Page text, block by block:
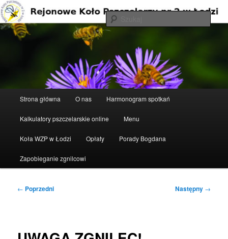
Przeskocz
do
tekstu
Rejonowe Koło Pszczelarzy nr 2 w
Strona główna O nas Harmonogram spotkań
Kalkulatory pszczelarskie online Menu
Koła WZP w Łodzi Opłaty Porady Bogdana
Zapobieganie zgnilcowi
Nawigacja
← Poprzedni Następny →